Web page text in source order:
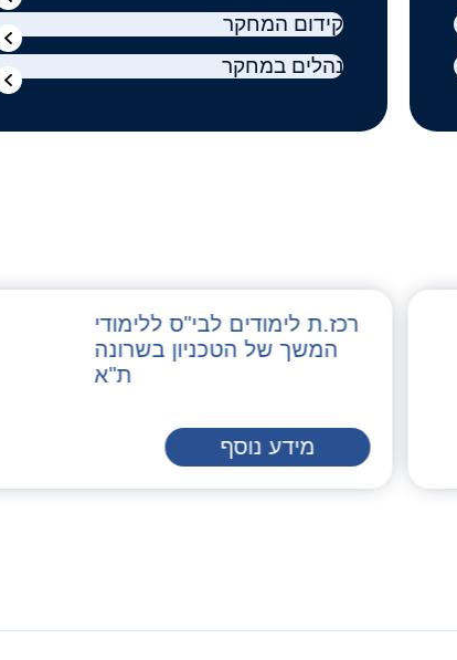
קידום המחקר
נהלים במחקר
רכז.ת לימודים לבי"ס ללימודי
המשך של הטכניון בשרונה
ת"א
מידע נוסף